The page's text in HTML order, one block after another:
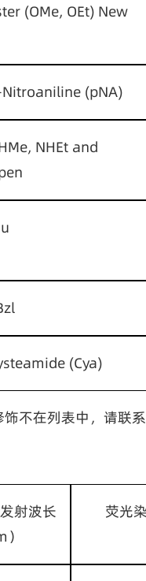
(OMe, OEt) New
(pNA)
NHEt and
(Cya)
不在列表中，请联
发射波长
）
荧光